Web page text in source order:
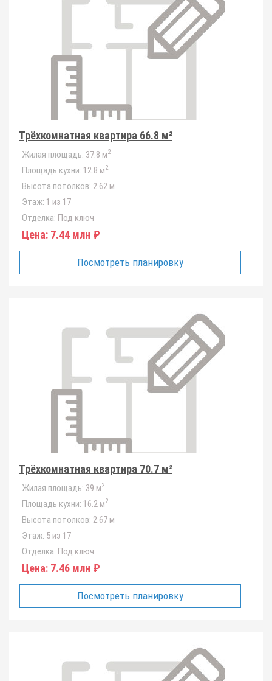
Трёхкомнатная квартира 66.8 м²
Жилая площадь: 37.8 м2
Площадь кухни: 12.8 м2
Высота потолков: 2.62 м
Этаж: 1 из 17
Отделка: Под ключ
Цена: 7.44 млн ₽
Посмотреть планировку
Трёхкомнатная квартира 70.7 м²
Жилая площадь: 39 м2
Площадь кухни: 16.2 м2
Высота потолков: 2.67 м
Этаж: 5 из 17
Отделка: Под ключ
Цена: 7.46 млн ₽
Посмотреть планировку